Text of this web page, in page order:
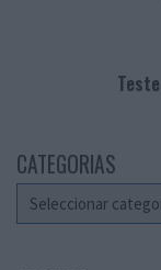
CATEGORIAS
Categorias